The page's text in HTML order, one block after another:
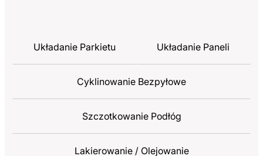
Układanie Parkietu Układanie Paneli
Cyklinowanie Bezpyłowe
Szczotkowanie Podłóg
Lakierowanie / Olejowanie